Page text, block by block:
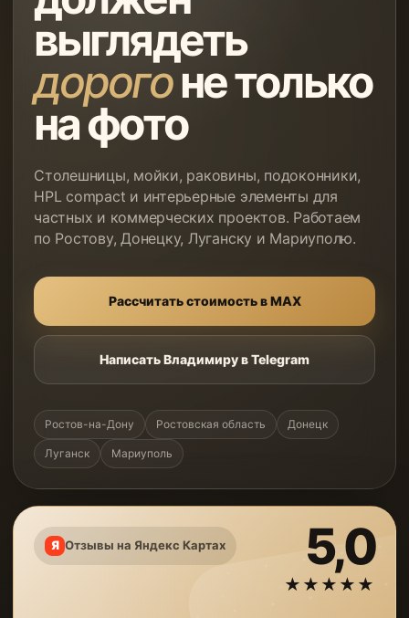
выглядеть
дорогоне только
на фото
Столешницы, мойки, раковины, подоконники,
HPL compact и интерьерные элементы для
частных и коммерческих проектов. Работаем
по Ростову, Донецку, Луганску и Мариуполю.
Рассчитать стоимость в MAX
Написать Владимиру в Telegram
Ростов-на-Дону Ростовская область Донецк
Луганск Мариуполь
Отзывы на Яндекс Картах 5,0
★★★★★